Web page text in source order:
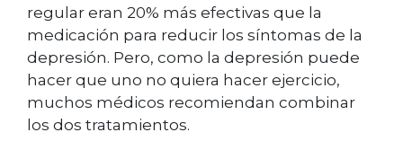
regular eran 20% más efectivas que la
medicación para reducir los síntomas de la
depresión. Pero, como la depresión puede
hacer que uno no quiera hacer ejercicio,
muchos médicos recomiendan combinar
los dos tratamientos.